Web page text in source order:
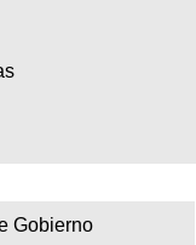
Gobierno